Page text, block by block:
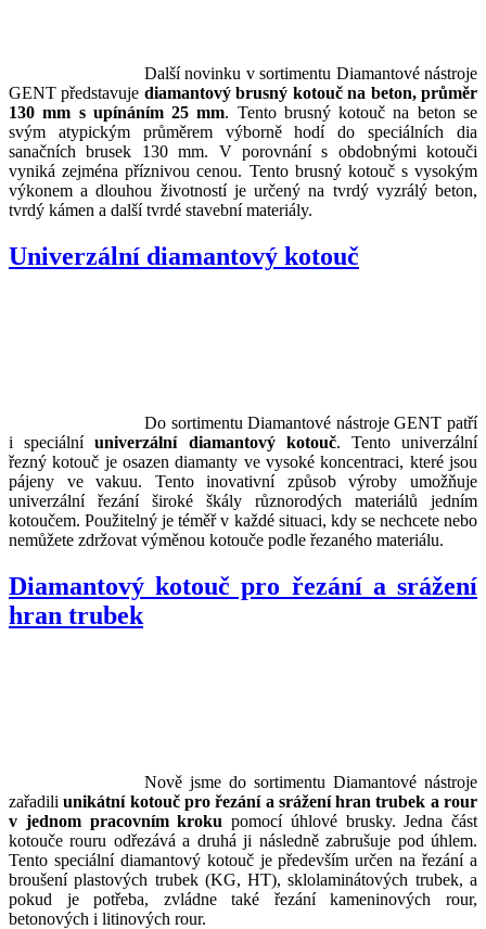
Další novinku v sortimentu Diamantové nástroje
GENT představuje diamantový brusný kotouč na beton, průměr
130 mm s upínáním 25 mm. Tento brusný kotouč na beton se
svým atypickým průměrem výborně hodí do speciálních dia
sanačních brusek 130 mm. V porovnání s obdobnými kotouči
vyniká zejména příznivou cenou. Tento brusný kotouč s vysokým
výkonem a dlouhou životností je určený na tvrdý vyzrálý beton,
tvrdý kámen a další tvrdé stavební materiály.
Univerzální diamantový kotouč
Do sortimentu Diamantové nástroje GENT patří
i speciálníuniverzální diamantový kotouč. Tento univerzální
řezný kotouč je osazen diamanty ve vysoké koncentraci, které jsou
pájeny ve vakuu. Tento inovativní způsob výroby umožňuje
univerzální řezání široké škály různorodých materiálů jedním
kotoučem. Použitelný je téměř v každé situaci, kdy se nechcete nebo
nemůžete zdržovat výměnou kotouče podle řezaného materiálu.
Diamantový kotouč pro řezání a srážení
hran trubek
Nově jsme do sortimentu Diamantové nástroje
zařadiliunikátní kotouč pro řezání a srážení hran trubek a rour
v jednom pracovním kroku pomocí úhlové brusky. Jedna část
kotouče rouru odřezává a druhá ji následně zabrušuje pod úhlem.
Tento speciální diamantový kotouč je především určen na řezání a
broušení plastových trubek (KG, HT), sklolaminátových trubek, a
pokud je potřeba, zvládne také řezání kameninových rour,
betonových i litinových rour.